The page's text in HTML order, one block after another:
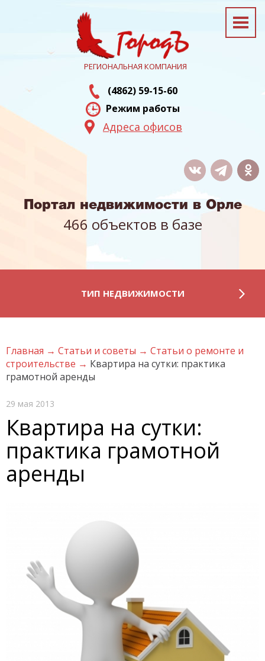
РЕГИОНАЛЬНАЯ КОМПАНИЯ
(4862) 59-15-60
Режим работы
Адреса офисов
Портал недвижимости в Орле
466 объектов в базе
ТИП НЕДВИЖИМОСТИ
Главная → Статьи и советы → Статьи о ремонте и
строительстве → Квартира на сутки: практика
грамотной аренды
29 мая 2013
Квартира на сутки:
практика грамотной
аренды